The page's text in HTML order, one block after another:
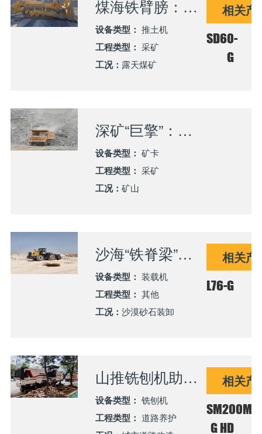
煤海铁臂膀：山推SD60-G的硬核焕新之旅
设备类型： 推土机
工程类型： 采矿
工况： 露天煤矿
相关产
SD60-
G
深矿“巨擎”：山推SK120-G矿卡的重载传奇
设备类型： 矿卡
工程类型： 采矿
工况：矿山
沙海“铁脊梁”：山推L76-C5装载机在中东沙漠的硬核表现
设备类型： 装载机
工程类型： 其他
工况：沙漠砂石装卸
相关产
L76-G
山推铣刨机助力道路焕新：晋南街头的“路面升级利器”
设备类型： 铣刨机
工程类型： 道路养护
相关产
SM200M-
G HD